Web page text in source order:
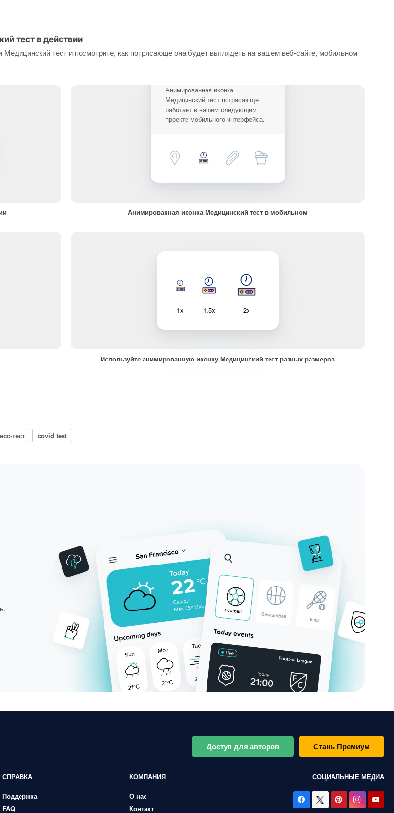
тест в действии
тест и посмотрите, как потрясающе она будет выглядеть на вашем веб-сайте, мобильном
Анимированная иконка
Медицинский тест потрясающе
работает в вашем следующем
проекте мобильного интерфейса.
Анимированная иконка Медицинский тест в мобильном
1x 1.5x 2x
Используйте анимированную иконку Медицинский тест разных размеров
тест covid test
Доступ для авторов Стань Премиум
СПРАВКА
Поддержка
FAQ
КОМПАНИЯ
О нас
Контакт
СОЦИАЛЬНЫЕ МЕДИА